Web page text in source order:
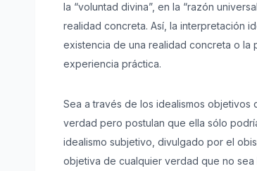
la “voluntad divina”, en la “razón
realidad concreta. Así, la interpretación
existencia de una realidad concreta o la
experiencia práctica.
Sea a través de los idealismos objetivos
verdad pero postulan que ella sólo
idealismo subjetivo, divulgado por el
objetiva de cualquier verdad que no